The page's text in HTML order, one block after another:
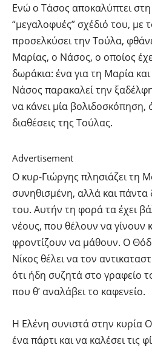
Ενώ ο Τάσος αποκαλύπτει
“μεγαλοφυές” σχέδιό του, με
προσελκύσει την Τούλα,
Μαρίας, ο Νάσος, ο οποίος
δωράκια: ένα για τη Μαρία
Νάσος παρακαλεί την
να κάνει μία βολιδοσκόπηση,
διαθέσεις της Τούλας.
Advertisement
Ο κυρ-Γιώργης πλησιάζει τη
συνηθισμένη, αλλά και πάντα
του. Αυτήν τη φορά τα έχει
νέους, που θέλουν να γίνουν
φροντίζουν να μάθουν. Ο
Νίκος θέλει να τον
ότι ήδη συζητά στο γραφείο
που θ’ αναλάβει το καφενείο.
Η Ελένη συνιστά στην κυρία
ένα πάρτι και να καλέσει τις